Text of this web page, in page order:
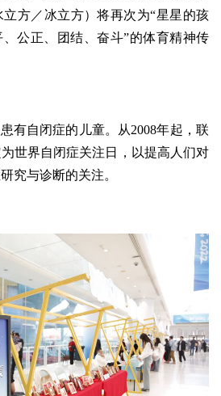
方／冰立方）将再次为“星星的孩
公正、团结、奋斗”的体育精神传
有自闭症的儿童。从2008年起，联
世界自闭症关注日，以提高人们对
究与诊断的关注。